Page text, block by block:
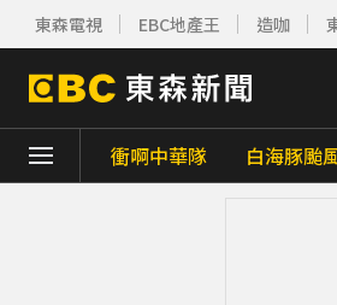
東森電視 EBC地產王 造咖
衝啊中華隊 白海豚颱